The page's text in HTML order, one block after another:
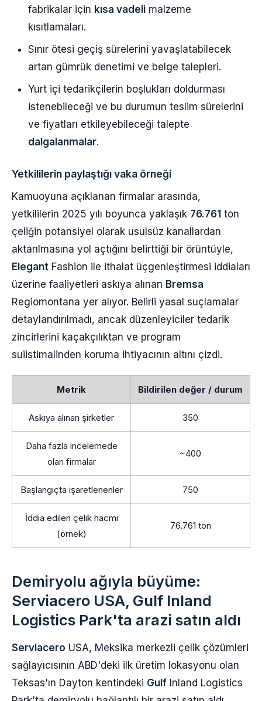
fabrikalar için kısa vadeli malzeme
kısıtlamaları.
Sınır ötesi geçiş sürelerini yavaşlatabilecek
artan gümrük denetimi ve belge talepleri.
Yurt içi tedarikçilerin boşlukları doldurması
istenebileceği ve bu durumun teslim sürelerini
ve fiyatları etkileyebileceği talepte
dalgalanmalar.
Yetkililerin paylaştığı vaka örneği
Kamuoyuna açıklanan firmalar arasında,
yetkililerin 2025 yılı boyunca yaklaşık 76.761 ton
çeliğin potansiyel olarak usulsüz kanallardan
aktarılmasına yol açtığını belirttiği bir örüntüyle,
Elegant Fashion ile ithalat üçgenleştirmesi iddiaları
üzerine faaliyetleri askıya alınan Bremsa
Regiomontana yer alıyor. Belirli yasal suçlamalar
detaylandırılmadı, ancak düzenleyiciler tedarik
zincirlerini kaçakçılıktan ve program
suiistimalinden koruma ihtiyacının altını çizdi.
Metrik Bildirilen değer / durum
Askıya alınan şirketler 350
Daha fazla incelemede
olan firmalar
~400
Başlangıçta işaretlenenler 750
İddia edilen çelik hacmi
(örnek)
76.761 ton
Demiryolu ağıyla büyüme:
Serviacero USA, Gulf Inland
Logistics Park'ta arazi satın aldı
Serviacero USA, Meksika merkezli çelik çözümleri
sağlayıcısının ABD'deki ilk üretim lokasyonu olan
Teksas'ın Dayton kentindeki Gulf Inland Logistics